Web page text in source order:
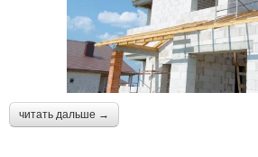
читать дальше →